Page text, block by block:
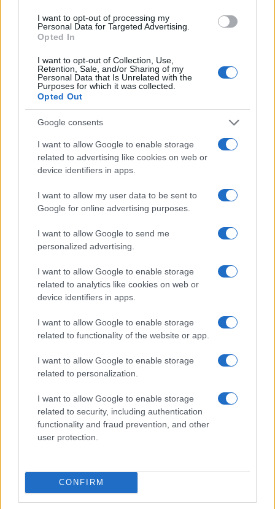
I want to opt-out of processing my
Personal Data for Targeted Advertising.
Opted In
I want to opt-out of Collection, Use,
Retention, Sale, and/or Sharing of my
Personal Data that Is Unrelated with the
Purposes for which it was collected.
Opted Out
Google consents
I want to allow Google to enable storage
related to advertising like cookies on web or
device identifiers in apps.
I want to allow my user data to be sent to
Google for online advertising purposes.
I want to allow Google to send me
personalized advertising.
I want to allow Google to enable storage
related to analytics like cookies on web or
device identifiers in apps.
I want to allow Google to enable storage
related to functionality of the website or app.
I want to allow Google to enable storage
related to personalization.
I want to allow Google to enable storage
related to security, including authentication
functionality and fraud prevention, and other
user protection.
CONFIRM
Continua a leggere
NEWS
Luca Bellini · 1 Ago 2026
NEWS
Risarcimento milionario per le amiche di Amy
Winehouse: la sentenza contro Mitch